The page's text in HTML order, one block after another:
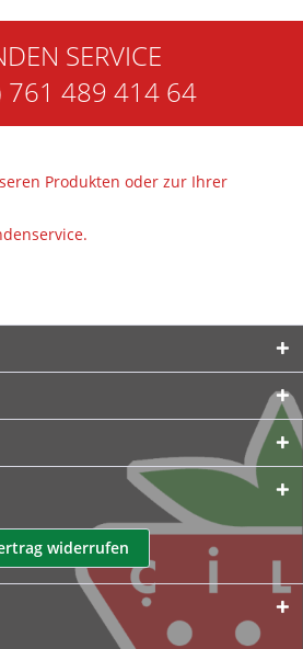
SERVICE
761 489 414 64
Produkten oder zur Ihrer
widerrufen